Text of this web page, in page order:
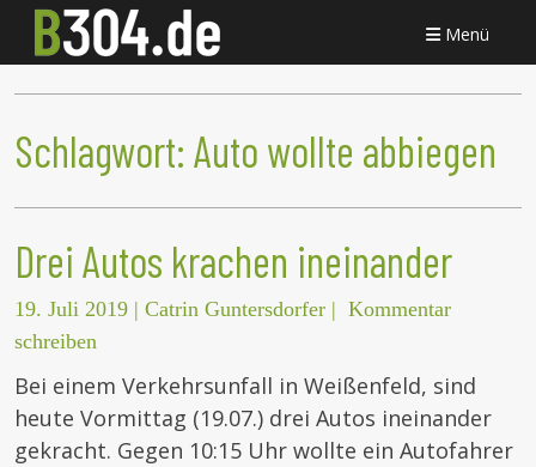
Menü
Schlagwort: Auto wollte abbiegen
Drei Autos krachen ineinander
19. Juli 2019 | Catrin Guntersdorfer | Kommentar
schreiben
Bei einem Verkehrsunfall in Weißenfeld, sind
heute Vormittag (19.07.) drei Autos ineinander
gekracht. Gegen 10:15 Uhr wollte ein Autofahrer